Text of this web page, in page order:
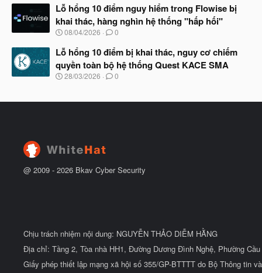
đ
ầ
u
à
b
ắ
đ
ầ
u
Lỗ hổng 10 điểm nguy hiểm trong Flowise bị
khai thác, hàng nghìn hệ thống "hấp hối"
N
à
b
ắ
08/04/2026 0
Lỗ hổng 10 điểm bị khai thác, nguy cơ chiếm
quyền toàn bộ hệ thống Quest KACE SMA
N
y
ầ
28/03/2026 0
@ 2009 - 2026 Bkav Cyber Security
Chịu trách nhiệm nội dung: NGUYỄN THẢO DIỄM HẰNG
Địa chỉ: Tầng 2, Tòa nhà HH1, Đường Dương Đình Nghệ, Phường
Giấy phép thiết lập mạng xã hội số 355/GP-BTTTT do Bộ Thông tin